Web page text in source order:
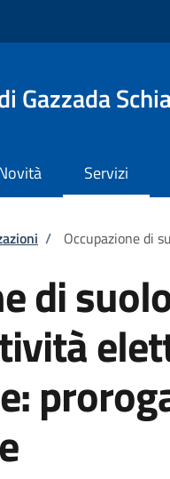
Gazzada
Servizi
/ Occupazione di
di